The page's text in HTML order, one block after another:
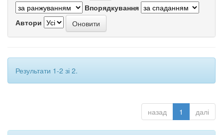
Впорядкування
Автори
Результати 1-2 зі 2.
назад 1 далі